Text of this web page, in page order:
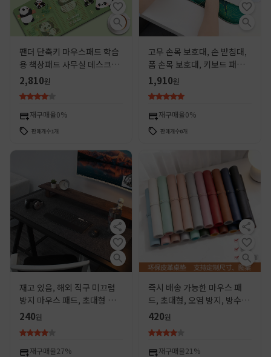
팬더 단축키 마우스패드 학습
용 책상패드 사무실 데스크탑
확장패드 컴퓨터 키보드 사무
용품
2,810원
재구매율0%
판매개수1개
고무 손목 보호대, 손 받침대,
폼 손목 보호대, 키보드 패드,
홈 오피스 입체 손목 패드, 피
부 친화적이고 통기성이 뛰어
난 오피스 유물
1,910원
재구매율0%
판매개수0개
재고 있음, 해외 직구 미끄럼
방지 마우스 패드, 초대형 플
라스틱 펠트 테이블 매트, 게
퓨터 키보드
240원
재구매율27%
즉시 배송 가능한 마우스 패
드, 초대형, 오염 방지, 방수,
가죽, 컴퓨터 데스크탑, 사무
매트, 맞춤 제작 가능
420원
재구매율21%